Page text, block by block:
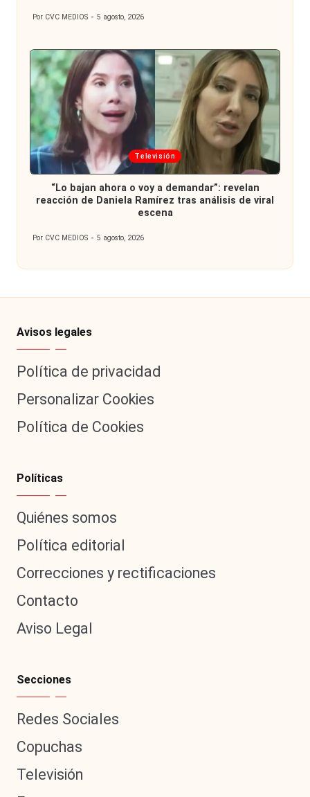
Publicado
Por CVC MEDIOS 5 agosto, 2026
Publicada
en
Televisión
“Lo bajan ahora o voy a demandar”: revelan
reacción de Daniela Ramírez tras análisis de viral
escena
Publicado
Por CVC MEDIOS 5 agosto, 2026
Avisos legales
Política de privacidad
Personalizar Cookies
Política de Cookies
Políticas
Quiénes somos
Política editorial
Correcciones y rectificaciones
Contacto
Aviso Legal
Secciones
Redes Sociales
Copuchas
Televisión